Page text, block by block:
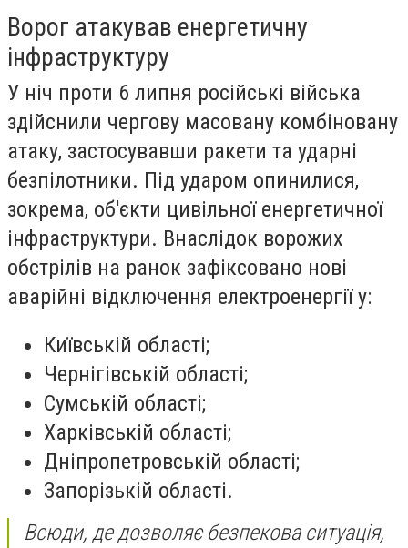
Ворог атакував енергетичну
інфраструктуру
У ніч проти 6 липня російські війська
здійснили чергову масовану комбіновану
атаку, застосувавши ракети та ударні
безпілотники. Під ударом опинилися,
зокрема, об'єкти цивільної енергетичної
інфраструктури. Внаслідок ворожих
обстрілів на ранок зафіксовано нові
аварійні відключення електроенергії у:
Київській області;
Чернігівській області;
Сумській області;
Харківській області;
Дніпропетровській області;
Запорізькій області.
Всюди, де дозволяє безпекова ситуація,